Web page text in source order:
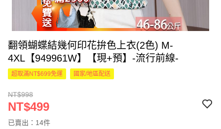
翻領蝴蝶結幾何印花拚色上衣(2色) M-
4XL【949961W】【現+預】-流行前線-
超取滿NT$699免運 國家/地區配送
NT$998
NT$499
已賣出：14件